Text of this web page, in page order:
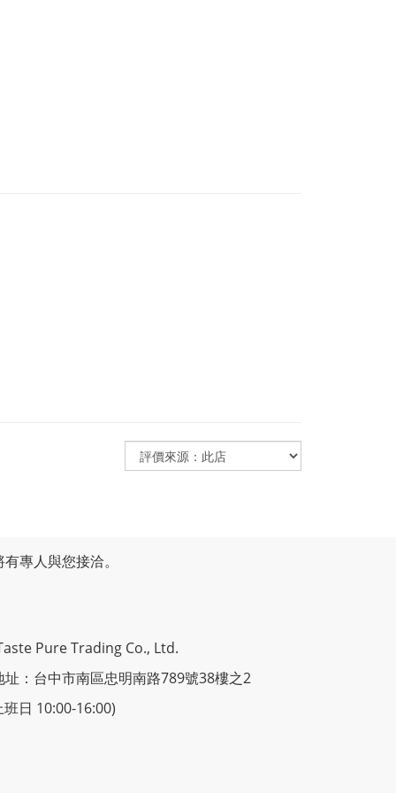
專人與您接洽。
Pure Trading Co., Ltd.
址：台中市南區忠明南路789號38樓之2
日 10:00-16:00)